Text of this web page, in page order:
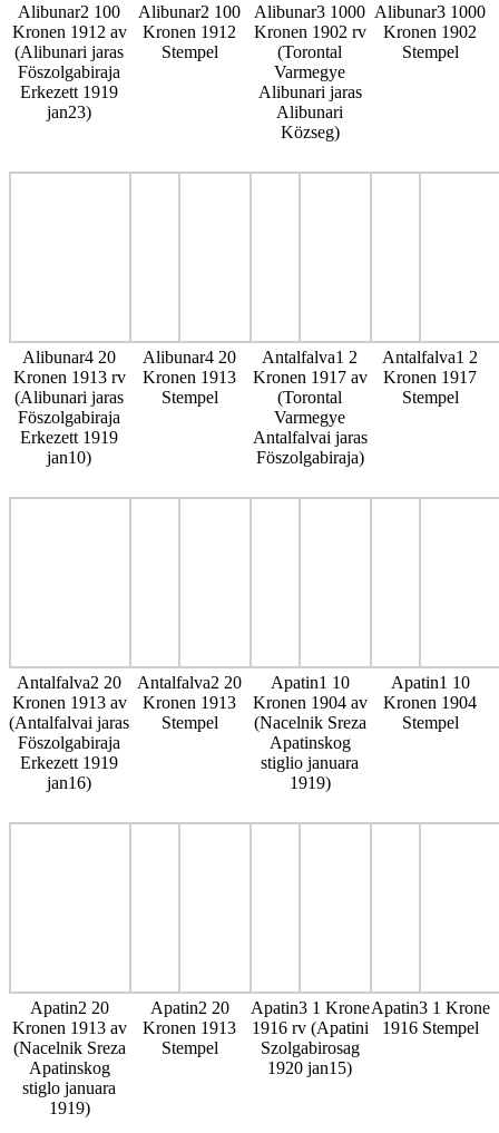
Alibunar2 100
Kronen 1912 av
(Alibunari jaras
Föszolgabiraja
Erkezett 1919
jan23)
Alibunar2 100
Kronen 1912
Stempel
Alibunar3 1000
Kronen 1902 rv
(Torontal
Varmegye
Alibunari jaras
Alibunari
Közseg)
Alibunar3 1000
Kronen 1902
Stempel
Alibunar4 20
Kronen 1913 rv
(Alibunari jaras
Föszolgabiraja
Erkezett 1919
jan10)
Alibunar4 20
Kronen 1913
Stempel
Antalfalva1 2
Kronen 1917 av
(Torontal
Varmegye
Antalfalvai jaras
Föszolgabiraja)
Antalfalva1 2
Kronen 1917
Stempel
Antalfalva2 20
Kronen 1913 av
(Antalfalvai jaras
Föszolgabiraja
Erkezett 1919
jan16)
Antalfalva2 20
Kronen 1913
Stempel
Apatin1 10
Kronen 1904 av
(Nacelnik Sreza
Apatinskog
stiglio januara
1919)
Apatin1 10
Kronen 1904
Stempel
Apatin2 20
Kronen 1913 av
(Nacelnik Sreza
Apatinskog
stiglo januara
1919)
Apatin2 20
Kronen 1913
Stempel
Apatin3 1 Krone
1916 rv (Apatini
Szolgabirosag
1920 jan15)
Apatin3 1 Krone
1916 Stempel